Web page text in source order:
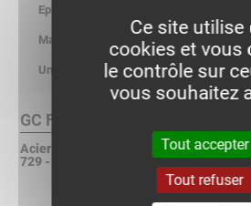
kg/p
GC Finition :
Acier galvanisé à chaud après
729 - ASTM A123
Ce site utilise
cookies et vous
le contrôle sur
vous souhaitez
Tout accepter
Tout refuser